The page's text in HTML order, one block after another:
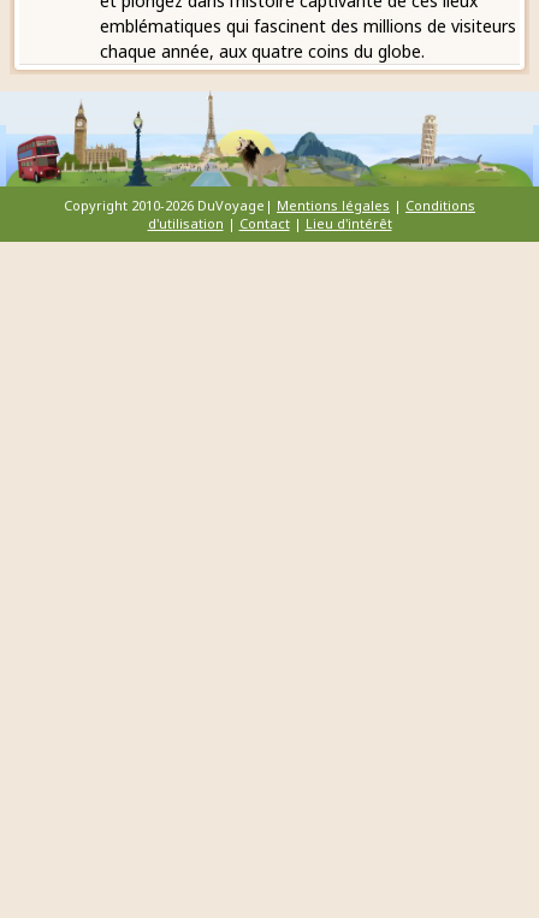
emblématiques qui fascinent des millions de visiteurs
chaque année, aux quatre coins du globe.
Copyright 2010-2026 DuVoyage| Mentions légales | Conditions
d'utilisation | Contact| Lieu d'intérêt